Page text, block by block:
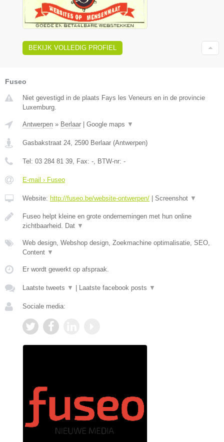
BEKIJK VOLLEDIG PROFIEL
Fuseo
Niet gevestigd in de plaats Fays les Veneurs en in de provincie
Luxemburg.
Antwerpen » Berlaar Google maps ▼
Gasbakstraat 24, 2590 Berlaar (Antwerpen)
Tel: 03 284 81 39, Fax: -, BTW-nr: -
E-mail › Fuseo
Website: http://fuseo.be/website-ontwerpen/ Screenshot ▼
Fuseo helpt kleine en grote ondernemingen met hun online
zichtbaarheid. Dat ▼
Web design, Webshop design, Zoekmachine optimalisatie, SEO,
Content ▼
Er wordt gewerkt op afspraak.
Laatste tweets ▼ Laatste facebook posts ▼
Sociale media: